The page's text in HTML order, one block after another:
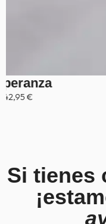
Si tienes